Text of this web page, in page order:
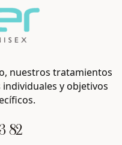
nuestros tratamientos
y objetivos
82